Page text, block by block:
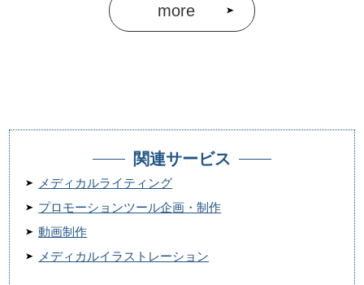
more
関連サービス
メディカルライティング
プロモーションツール企画・制作
動画制作
メディカルイラストレーション